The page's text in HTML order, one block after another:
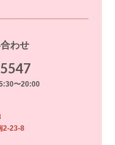
わせ
〜20:00
2-23-8